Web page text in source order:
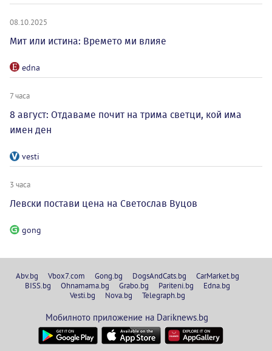
08.10.2025
Мит или истина: Времето ми влияе
edna
7 часа
8 август: Отдаваме почит на трима светци, кой има
имен ден
vesti
3 часа
Левски постави цена на Светослав Вуцов
gong
Abv.bg Vbox7.com Gong.bg DogsAndCats.bg
CarMarket.bg
BISS.bg
Ohnamama.bg Grabo.bg Pariteni.bg
Edna.bg
Vesti.bg
Nova.bg Telegraph.bg
Мобилното приложение на Dariknews.bg